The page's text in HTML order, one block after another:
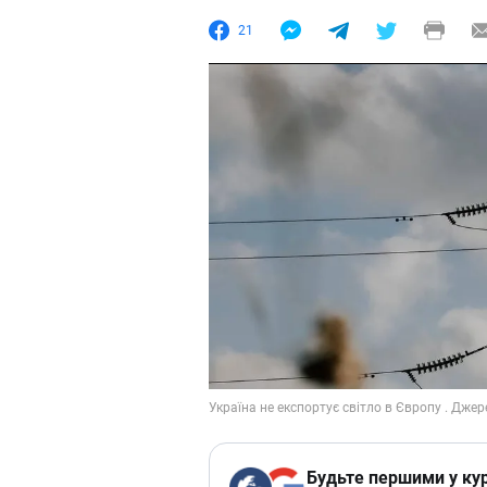
21
Будьте першими у